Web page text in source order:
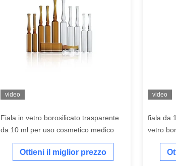
video
Fiala in vetro borosilicato trasparente
da 10 ml per uso cosmetico medico
Ottieni il miglior prezzo
video
fiala da
vetro